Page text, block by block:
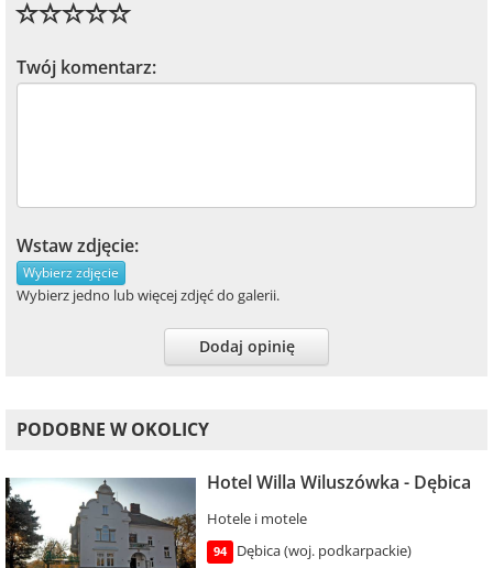
Twój komentarz:
Wstaw zdjęcie:
Wybierz zdjęcie
Wybierz jedno lub więcej zdjęć do galerii.
Dodaj opinię
PODOBNE W OKOLICY
Hotel Willa Wiluszówka - Dębica
Hotele i motele
94
Dębica (woj. podkarpackie)